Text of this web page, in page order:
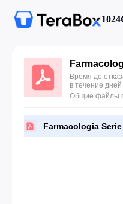
Время до
в течение дней
Общие файлы